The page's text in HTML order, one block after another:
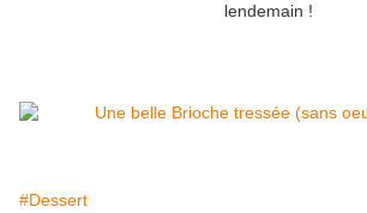
lendemain !
#Dessert